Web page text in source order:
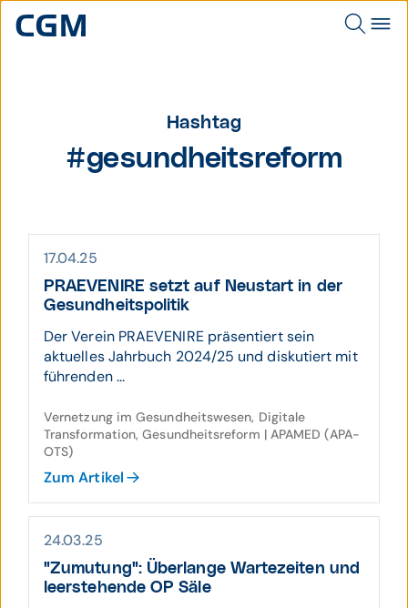
Hashtag
#gesundheitsreform
17.04.25
PRAEVENIRE setzt auf Neu­start in der
Gesund­heits­politik
Der Verein PRAEVENIRE präsentiert sein
aktuelles Jahrbuch 2024/25 und diskutiert mit
führenden ...
Vernetzung im Gesundheitswesen, Digitale
Transformation, Gesundheitsreform | APAMED (APA-
OTS)
Zum Artikel
24.03.25
"Zumutung": Über­lange Warte­zeiten und
leer­stehende OP Säle